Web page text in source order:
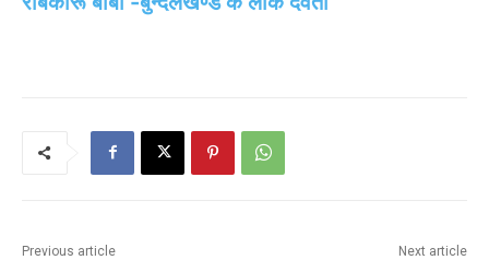
Previous article Next article